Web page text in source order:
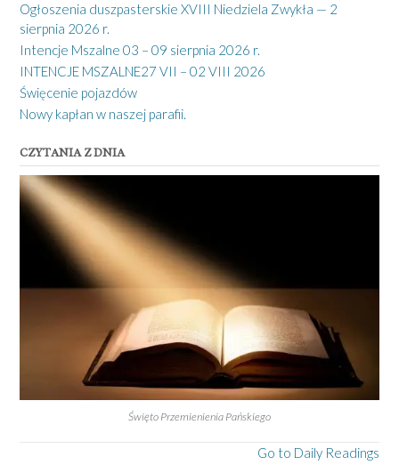
Ogłoszenia duszpasterskie XVIII Niedziela Zwykła — 2
sierpnia 2026 r.
Intencje Mszalne 03 – 09 sierpnia 2026 r.
INTENCJE MSZALNE27 VII – 02 VIII 2026
Święcenie pojazdów
Nowy kapłan w naszej parafii.
CZYTANIA Z DNIA
Święto Przemienienia Pańskiego
Go to Daily Readings